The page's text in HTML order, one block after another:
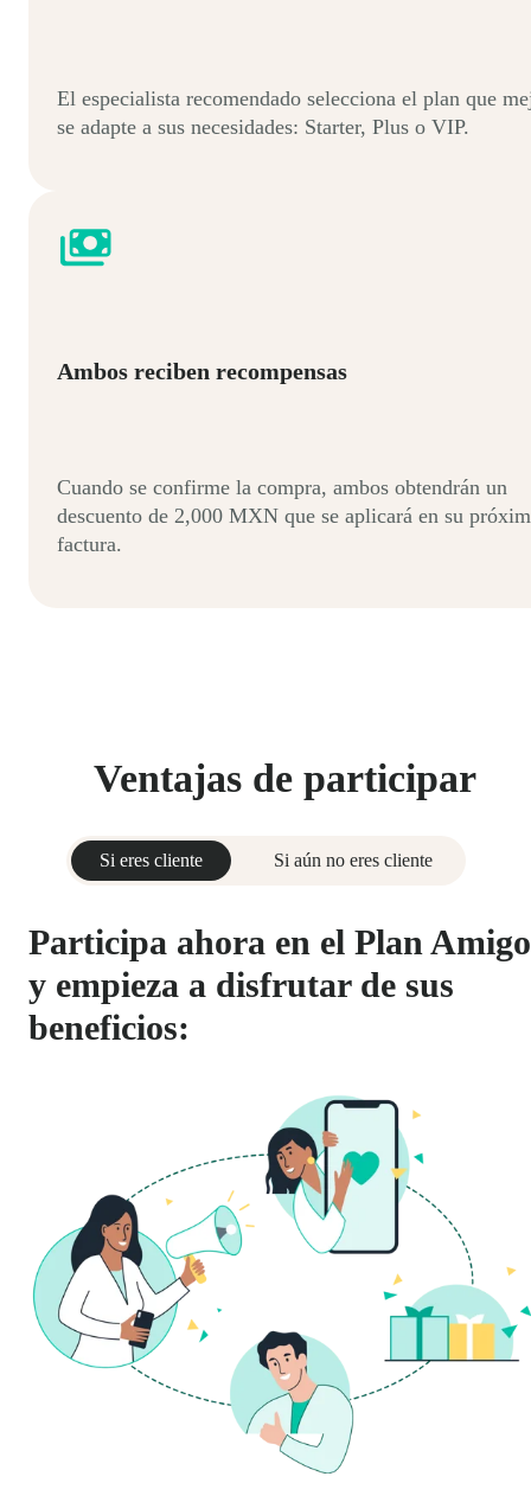
El especialista recomendado selecciona el plan que
se adapte a sus necesidades: Starter, Plus o VIP.
Ambos reciben recompensas
Cuando se confirme la compra, ambos obtendrán un
descuento de 2,000 MXN que se aplicará en su
factura.
Ventajas de participar
Si eres cliente Si aún no eres cliente
Participa ahora en el Plan Amigo
y empieza a disfrutar de sus
beneficios: